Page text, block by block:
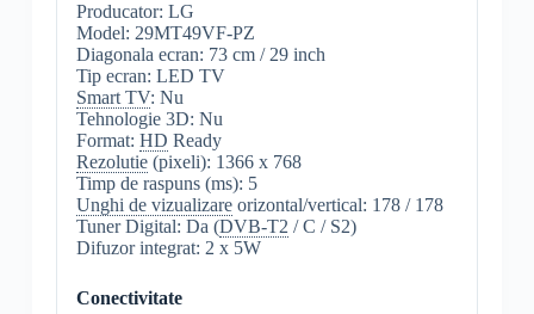
Producator: LG
Model: 29MT49VF-PZ
Diagonala ecran: 73 cm / 29 inch
Tip ecran: LED TV
Smart TV: Nu
Tehnologie 3D: Nu
Format: HD Ready
Rezolutie(pixeli): 1366 x 768
Timp de raspuns (ms): 5
Unghi de vizualizareorizontal/vertical: 178 / 178
Tuner Digital: Da (DVB-T2 / C / S2)
Difuzor integrat: 2 x 5W
Conectivitate